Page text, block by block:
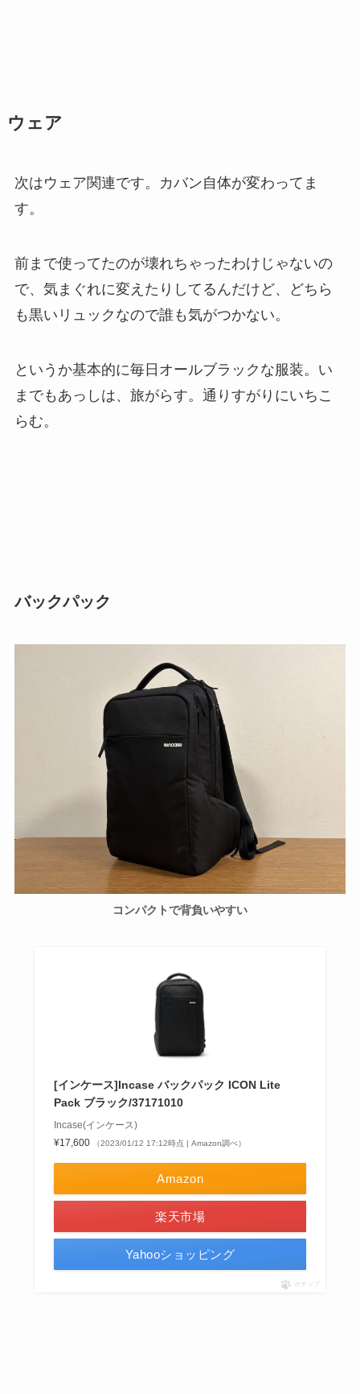
ウェア
次はウェア関連です。カバン自体が変わってま
す。
前まで使ってたのが壊れちゃったわけじゃないの
で、気まぐれに変えたりしてるんだけど、どちら
も黒いリュックなので誰も気がつかない。
というか基本的に毎日オールブラックな服装。い
までもあっしは、旅がらす。通りすがりにいちこ
らむ。
バックパック
コンパクトで背負いやすい
[インケース]Incase バックパック ICON Lite
Pack ブラック/37171010
Incase(インケース)
¥17,600
（2023/01/12 17:12時点 | Amazon調べ）
Amazon
楽天市場
Yahooショッピング
ポチップ